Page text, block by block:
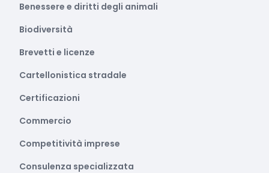
Benessere e diritti degli animali
Biodiversità
Brevetti e licenze
Cartellonistica stradale
Certificazioni
Commercio
Competitività imprese
Consulenza specializzata